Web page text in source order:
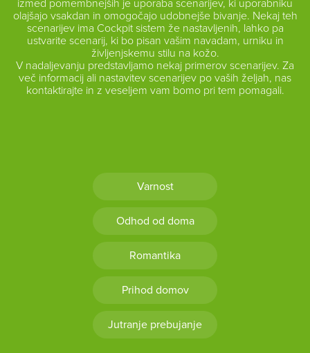
izmed pomembnejših je uporaba scenarijev, ki uporabniku
olajšajo vsakdan in omogočajo udobnejše bivanje. Nekaj teh
scenarijev ima Cockpit sistem že nastavljenih, lahko pa
ustvarite scenarij, ki bo pisan vašim navadam, urniku in
življenjskemu stilu na kožo.
V nadaljevanju predstavljamo nekaj primerov scenarijev. Za
več informacij ali nastavitev scenarijev po vaših željah, nas
kontaktirajte in z veseljem vam bomo pri tem pomagali.
Varnost
Odhod od doma
Romantika
Prihod domov
Jutranje prebujanje